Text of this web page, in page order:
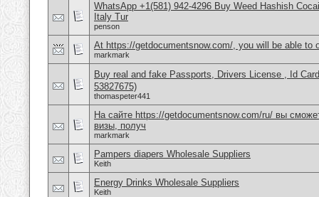
WhatsApp +1(581) 942-4296 Buy Weed Hashish
Italy Tur
penson
At https://getdocumentsnow.com/, you will be able to
markmark
Buy real and fake Passports, Drivers License , Id
53827675)
thomaspeter441
На сайте https://getdocumentsnow.com/ru/ вы
визы, получ
markmark
Pampers diapers Wholesale Suppliers
Keith
Energy Drinks Wholesale Suppliers
Keith